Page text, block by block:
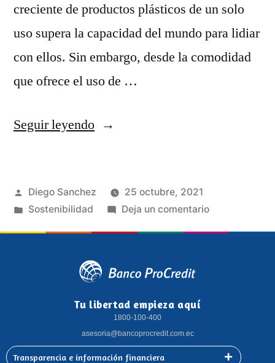
creciente de productos plásticos de un solo
uso supera la capacidad del mundo para lidiar
con ellos. Sin embargo, desde la comodidad
que ofrece el uso de …
Seguir leyendo
Diego Sanchez
25 octubre, 2021
Sostenibilidad
Deja un comentario
Tu libertad empieza aquí
1800-100-400
asesoria@bancoprocredit.com.ec
Transparencia e información financiera